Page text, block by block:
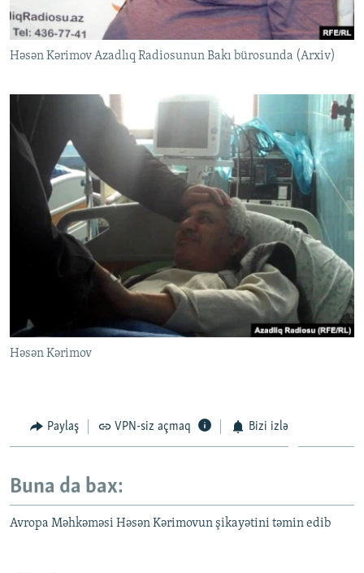
Həsən Kərimov Azadlıq Radiosunun Bakı bürosunda (Arxiv)
Həsən Kərimov
Paylaş VPN-siz açmaq Bizi izlə
Buna da bax:
Avropa Məhkəməsi Həsən Kərimovun şikayətini təmin edib